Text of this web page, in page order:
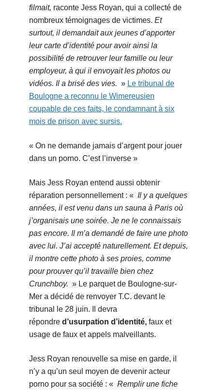
filmait, raconte Jess Royan, qui a collecté de
nombreux témoignages de victimes. Et
surtout, il demandait aux jeunes d’apporter
leur carte d’identité pour avoir ainsi la
possibilité de retrouver leur famille ou leur
employeur, à qui il envoyait les photos ou
vidéos. Il a brisé des vies. » Le tribunal de
Boulogne a reconnu le Wimereusien
coupable de ces faits, le condamnant à six
mois de prison avec sursis.
« On ne demande jamais d’argent pour jouer
dans un porno. C’est l’inverse »
Mais Jess Royan entend aussi obtenir
réparation personnellement : « Il y a quelques
années, il est venu dans un sauna à Paris où
j’organisais une soirée. Je ne le connaissais
pas encore. Il m’a demandé de faire une photo
avec lui. J’ai accepté naturellement. Et depuis,
il montre cette photo à ses proies, comme
pour prouver qu’il travaille bien chez
Crunchboy. » Le parquet de Boulogne-sur-
Mer a décidé de renvoyer T.C. devant le
tribunal le 28 juin. Il devra
répondre d’usurpation d’identité,faux et
usage de faux et appels malveillants.
Jess Royan renouvelle sa mise en garde, il
n’y a qu’un seul moyen de devenir acteur
porno pour sa société : « Remplir une fiche